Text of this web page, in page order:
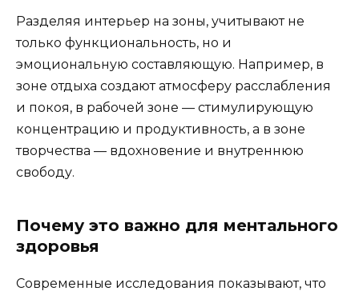
Разделяя интерьер на зоны, учитывают не
только функциональность, но и
эмоциональную составляющую. Например, в
зоне отдыха создают атмосферу расслабления
и покоя, в рабочей зоне — стимулирующую
концентрацию и продуктивность, а в зоне
творчества — вдохновение и внутреннюю
свободу.
Почему это важно для ментального
здоровья
Современные исследования показывают, что